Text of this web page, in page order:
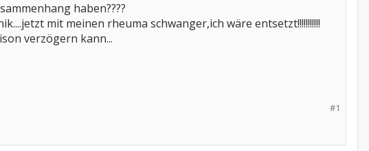
haben????
mit meinen rheuma schwanger,ich wäre entsetzt!!!!!!!!!!!
verzögern kann...
#1